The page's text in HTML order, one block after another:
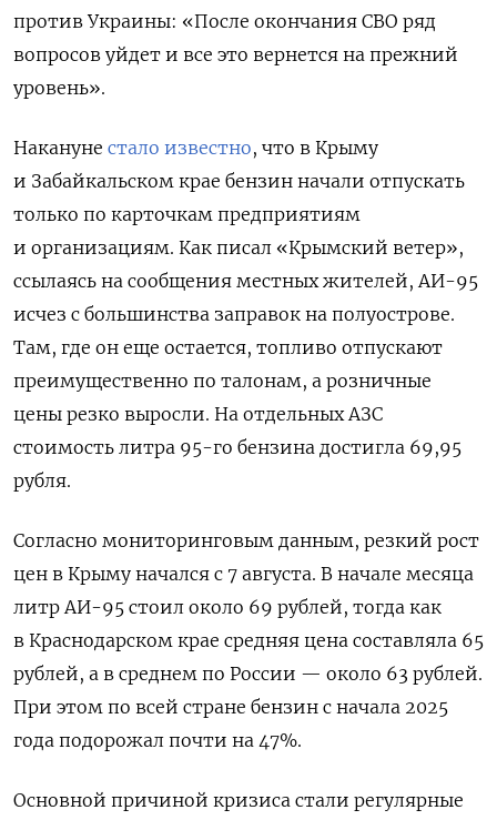
против Украины: «После окончания СВО ряд
вопросов уйдет и все это вернется на прежний
уровень».
Накануне стало известно, что в Крыму
и Забайкальском крае бензин начали отпускать
только по карточкам предприятиям
и организациям. Как писал «Крымский ветер»,
ссылаясь на сообщения местных жителей, АИ-95
исчез с большинства заправок на полуострове.
Там, где он еще остается, топливо отпускают
преимущественно по талонам, а розничные
цены резко выросли. На отдельных АЗС
стоимость литра 95-го бензина достигла 69,95
рубля.
Согласно мониторинговым данным, резкий рост
цен в Крыму начался с 7 августа. В начале месяца
литр АИ-95 стоил около 69 рублей, тогда как
в Краснодарском крае средняя цена составляла 65
рублей, а в среднем по России — около 63 рублей.
При этом по всей стране бензин с начала 2025
года подорожал почти на 47%.
Основной причиной кризиса стали регулярные